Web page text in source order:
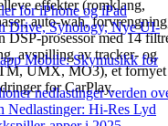
for iPhone og iPad
Drive, Synology, Nye UI-
Mobile: Skymusikk for
nedlastinger verden
Hi-Res Lyd
effekter (romklang,
auto-wah,
DSP-prosessor med 14
avspilling av tracker- og
UMX, MO3), et fornyet
for CarPlay.